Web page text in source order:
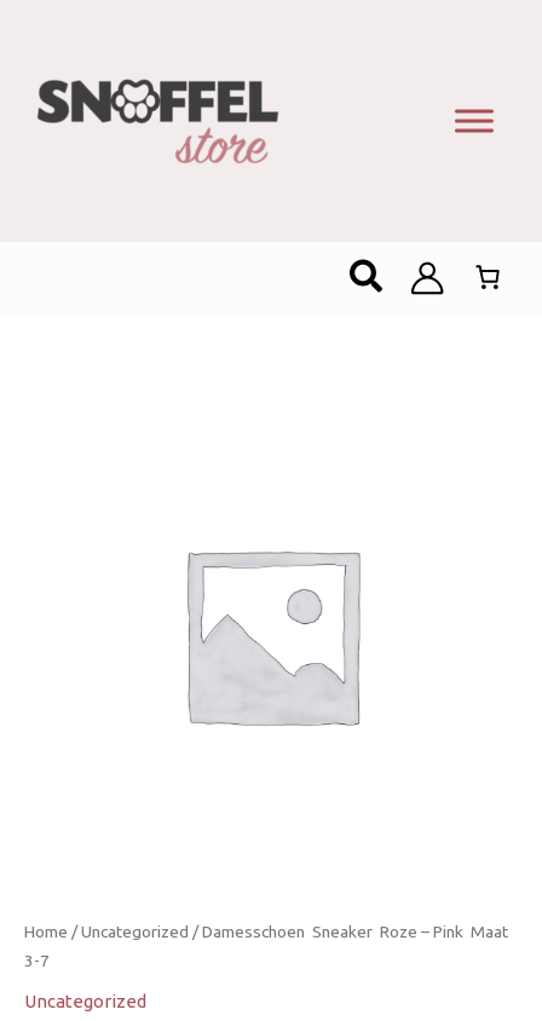
Zoeken
Home /Uncategorized / Damesschoen  Sneaker  Roze – Pink  Maat
3-7
Uncategorized